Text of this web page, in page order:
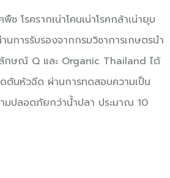
ช โรครากเน่าโคนเน่าโรคกล้าเน่ายุบ
นการรับรองจากกรมวิชาการเกษตรนำ
กษณ์ Q และ Organic Thailand ได้
ดตันหัวฉีด ผ่านการทดสอบความเป็น
มปลอดภัยกว่าน้ำปลา ประมาณ 10